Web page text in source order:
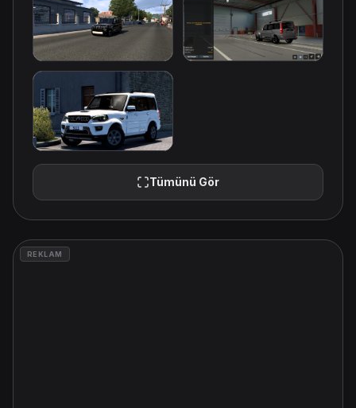
Tümünü Gör
REKLAM